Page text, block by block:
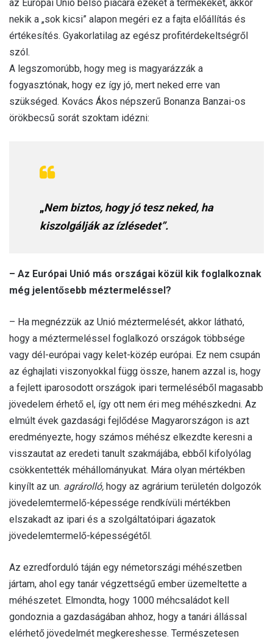
az Európai Unió belső piacára ezeket a termékeket, akkor
nekik a „sok kicsi” alapon megéri ez a fajta előállítás és
értékesítés. Gyakorlatilag az egész profitérdekeltségről
szól.
A legszomorúbb, hogy meg is magyarázzák a
fogyasztónak, hogy ez így jó, mert neked erre van
szükséged. Kovács Ákos népszerű Bonanza Banzai-os
örökbecsű sorát szoktam idézni:
„Nem biztos, hogy jó tesz neked, ha
kiszolgálják az ízlésedet”.
– Az Európai Unió más országai közül kik foglalkoznak
még jelentősebb méztermeléssel?
– Ha megnézzük az Unió méztermelését, akkor látható,
hogy a méztermeléssel foglalkozó országok többsége
vagy dél-európai vagy kelet-közép európai. Ez nem csupán
az éghajlati viszonyokkal függ össze, hanem azzal is, hogy
a fejlett iparosodott országok ipari termeléséből magasabb
jövedelem érhető el, így ott nem éri meg méhészkedni. Az
elmúlt évek gazdasági fejlődése Magyarországon is azt
eredményezte, hogy számos méhész elkezdte keresni a
visszautat az eredeti tanult szakmájába, ebből kifolyólag
csökkentették méhállományukat. Mára olyan mértékben
kinyílt az un. agrárolló, hogy az agrárium területén dolgozók
jövedelemtermelő-képessége rendkívüli mértékben
elszakadt az ipari és a szolgáltatóipari ágazatok
jövedelemtermelő-képességétől.
Az ezredforduló táján egy németországi méhészetben
jártam, ahol egy tanár végzettségű ember üzemeltette a
méhészetet. Elmondta, hogy 1000 méhcsaládot kell
gondoznia a gazdaságában ahhoz, hogy a tanári állással
elérhető jövedelmét megkereshesse. Természetesen